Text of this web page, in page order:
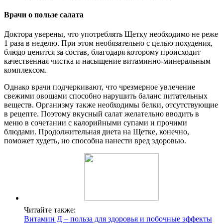
Врачи о пользе салата
Доктора уверены, что употреблять Щетку необходимо не реже
1 раза в неделю. При этом необязательно с целью похудения,
блюдо ценится за состав, благодаря которому происходит
качественная чистка и насыщение витаминно-минеральным
комплексом.
Однако врачи подчеркивают, что чрезмерное увлечение
свежими овощами способно нарушить баланс питательных
веществ. Организму также необходимы белки, отсутствующие
в рецепте. Поэтому вкусный салат желательно вводить в
меню в сочетании с калорийными супами и прочими
блюдами. Продолжительная диета на Щетке, конечно,
поможет худеть, но способна нанести вред здоровью.
Читайте также:
Витамин Д – польза для здоровья и побочные эффекты